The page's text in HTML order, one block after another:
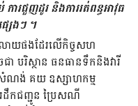
ារជួញដូរ និងការរត់ពន្ធអាវុធ
សេងៗ ។
លាយផងដែរលើកិច្ចសហ
ា បរិស្ថាន ធនធានទឹកនិងវារី
សំណង់ គយ ឧស្សាហកម្ម
ដឹកជញ្ជូន ប្រៃសណី